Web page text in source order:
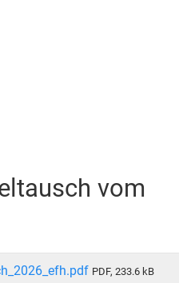
vom
PDF, 233.6 kB